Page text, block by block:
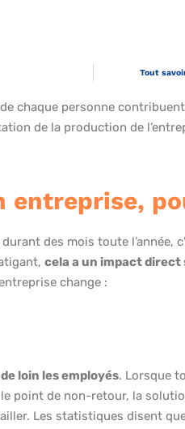
Tout
chaque personne contribuent
de la production de
entreprise,
des mois toute l’année,
cela a un impact
change :
loin les employés. Lorsque
point de non-retour, la
Les statistiques disent